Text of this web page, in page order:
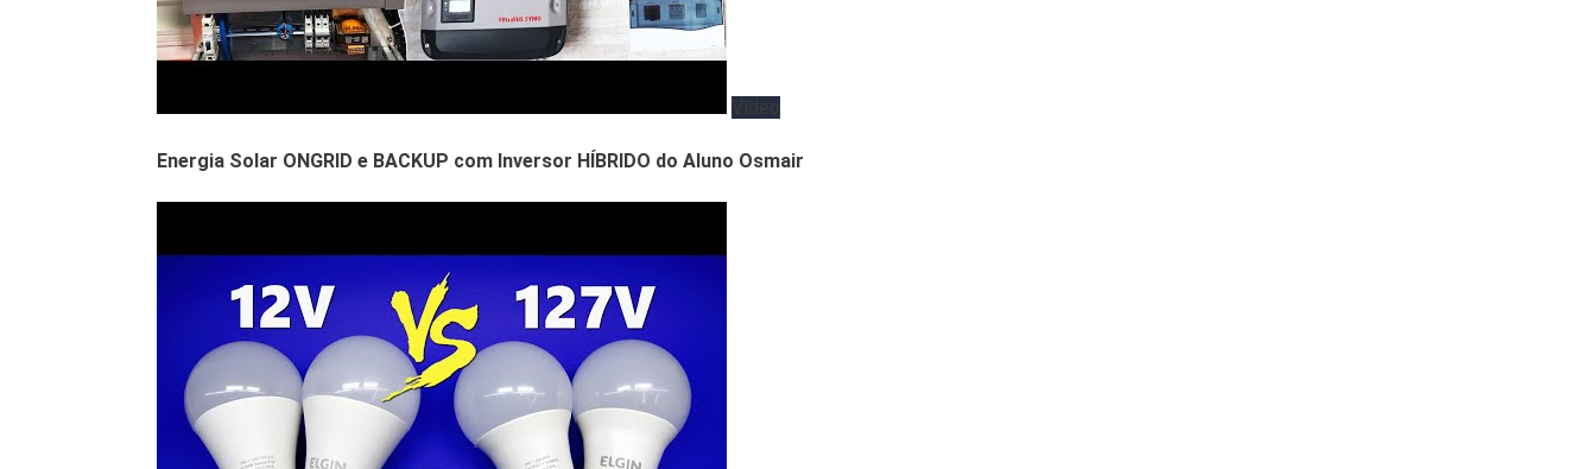
Energia Solar ONGRID e BACKUP com Inversor HÍBRIDO do Aluno Osmair